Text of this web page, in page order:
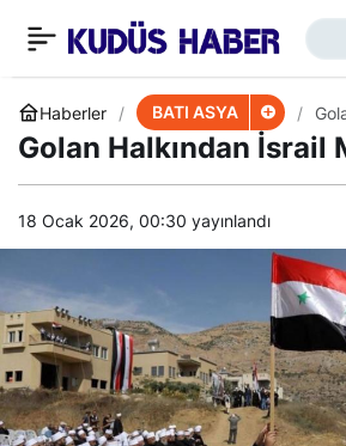
Haberler BATI ASYA
Golan Halkından İsrail
18 Ocak 2026, 00:30 yayınlandı
Yemen Ordu
Sözcüsü’nden Me’rib
Açıklaması
+